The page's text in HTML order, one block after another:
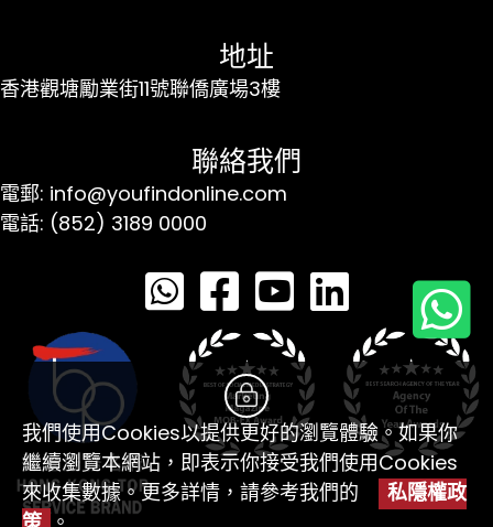
地址
香港觀塘勵業街11號聯僑廣場3樓
聯絡我們
電郵: info@youfindonline.com
電話: (852) 3189 0000
我們使用Cookies以提供更好的瀏覽體驗。如果你
繼續瀏覽本網站，即表示你接受我們使用Cookies
來收集數據。更多詳情，請參考我們的
私隱權政